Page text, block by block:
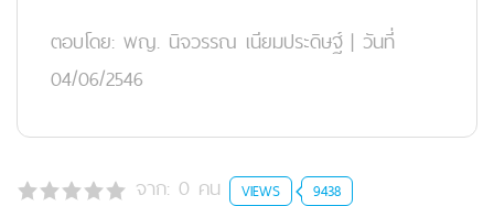
ตอบโดย: พญ. นิจวรรณ เนียมประดิษฐ์ | วันที่
04/06/2546
จาก: 0 คน VIEWS 9438